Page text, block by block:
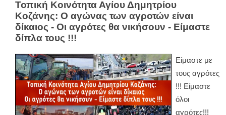
Τοπική Κοινότητα Αγίου Δημητρίου
Κοζάνης: Ο αγώνας των αγροτών είναι
δίκαιος - Οι αγρότες θα νικήσουν - Είμαστε
δίπλα τους !!!
Είμαστε με
τους αγρότες
!!! Είμαστε
όλοι
αγρότες!!!